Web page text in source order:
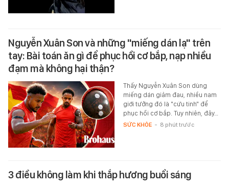
Nguyễn Xuân Son và những "miếng dán lạ" trên
tay: Bài toán ăn gì để phục hồi cơ bắp, nạp nhiều
đạm mà không hại thận?
Thấy Nguyễn Xuân Son dùng
miếng dán giảm đau, nhiều nam
giới tưởng đó là "cứu tinh" để
phục hồi cơ bắp. Tuy nhiên, đây…
SỨC KHỎE - 8 phút trước
3 điều không làm khi thắp hương buổi sáng